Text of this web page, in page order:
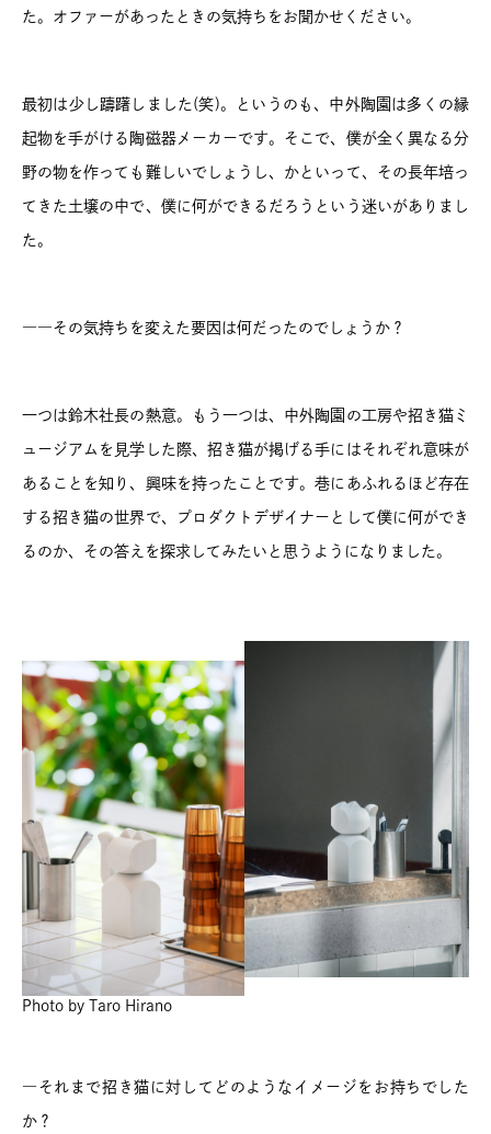
た。オファーがあったときの気持ちをお聞かせください。
最初は少し躊躇しました(笑)。というのも、中外陶園は多くの縁
起物を手がける陶磁器メーカーです。そこで、僕が全く異なる分
野の物を作っても難しいでしょうし、かといって、その長年培っ
てきた土壌の中で、僕に何ができるだろうという迷いがありまし
た。
――その気持ちを変えた要因は何だったのでしょうか？
一つは鈴木社長の熱意。もう一つは、中外陶園の工房や招き猫ミ
ュージアムを見学した際、招き猫が掲げる手にはそれぞれ意味が
あることを知り、興味を持ったことです。巷にあふれるほど存在
する招き猫の世界で、プロダクトデザイナーとして僕に何ができ
るのか、その答えを探求してみたいと思うようになりました。
Photo by Taro Hirano
―それまで招き猫に対してどのようなイメージをお持ちでした
か？